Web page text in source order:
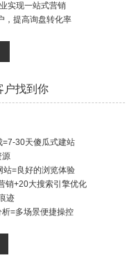
实现一站式营销
，提高询盘转化率
户找到你
=7-30天傻瓜式建站
源
站=良好的浏览体验
销+20大搜索引擎优化
迹
=多场景便捷操控